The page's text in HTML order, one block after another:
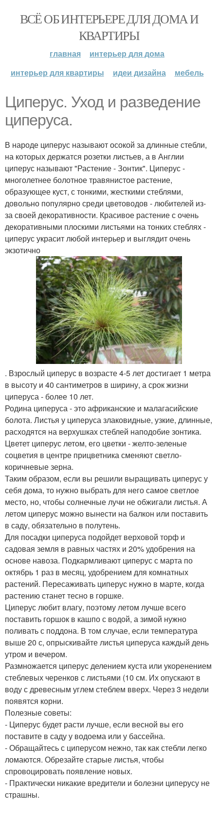
ВСЁ ОБ ИНТЕРЬЕРЕ ДЛЯ ДОМА И
КВАРТИРЫ
главная
интерьер для дома
интерьер для квартиры
идеи дизайна мебель
Циперус. Уход и разведение
циперуса.
В народе циперус называют осокой за длинные стебли,
на которых держатся розетки листьев, а в Англии
циперус называют "Растение - Зонтик". Циперус -
многолетнее болотное травянистое растение,
образующее куст, с тонкими, жесткими стеблями,
довольно популярно среди цветоводов - любителей из-
за своей декоративности. Красивое растение с очень
декоративными плоскими листьями на тонких стеблях -
циперус украсит любой интерьер и выглядит очень
экзотично
. Взрослый циперус в возрасте 4-5 лет достигает 1 метра
в высоту и 40 сантиметров в ширину, а срок жизни
циперуса - более 10 лет.
Родина циперуса - это африканские и малагасийские
болота. Листья у циперуса злаковидные, узкие, длинные,
расходятся на верхушках стеблей наподобие зонтика.
Цветет циперус летом, его цветки - желто-зеленые
соцветия в центре прицветника сменяют светло-
коричневые зерна.
Таким образом, если вы решили выращивать циперус у
себя дома, то нужно выбрать для него самое светлое
место, но, чтобы солнечные лучи не обжигали листья. А
летом циперус можно вынести на балкон или поставить
в саду, обязательно в полутень.
Для посадки циперуса подойдет верховой торф и
садовая земля в равных частях и 20% удобрения на
основе навоза. Подкармливают циперус с марта по
октябрь 1 раз в месяц, удобрением для комнатных
растений. Пересаживать циперус нужно в марте, когда
растению станет тесно в горшке.
Циперус любит влагу, поэтому летом лучше всего
поставить горшок в кашпо с водой, а зимой нужно
поливать с поддона. В том случае, если температура
выше 20 с, опрыскивайте листья циперуса каждый день
утром и вечером.
Размножается циперус делением куста или укоренением
стеблевых черенков с листьями (10 см. Их опускают в
воду с древесным углем стеблем вверх. Через 3 недели
появятся корни.
Полезные советы:
- Циперус будет расти лучше, если весной вы его
поставите в саду у водоема или у бассейна.
- Обращайтесь с циперусом нежно, так как стебли легко
ломаются. Обрезайте старые листья, чтобы
спровоцировать появление новых.
- Практически никакие вредители и болезни циперусу не
страшны.